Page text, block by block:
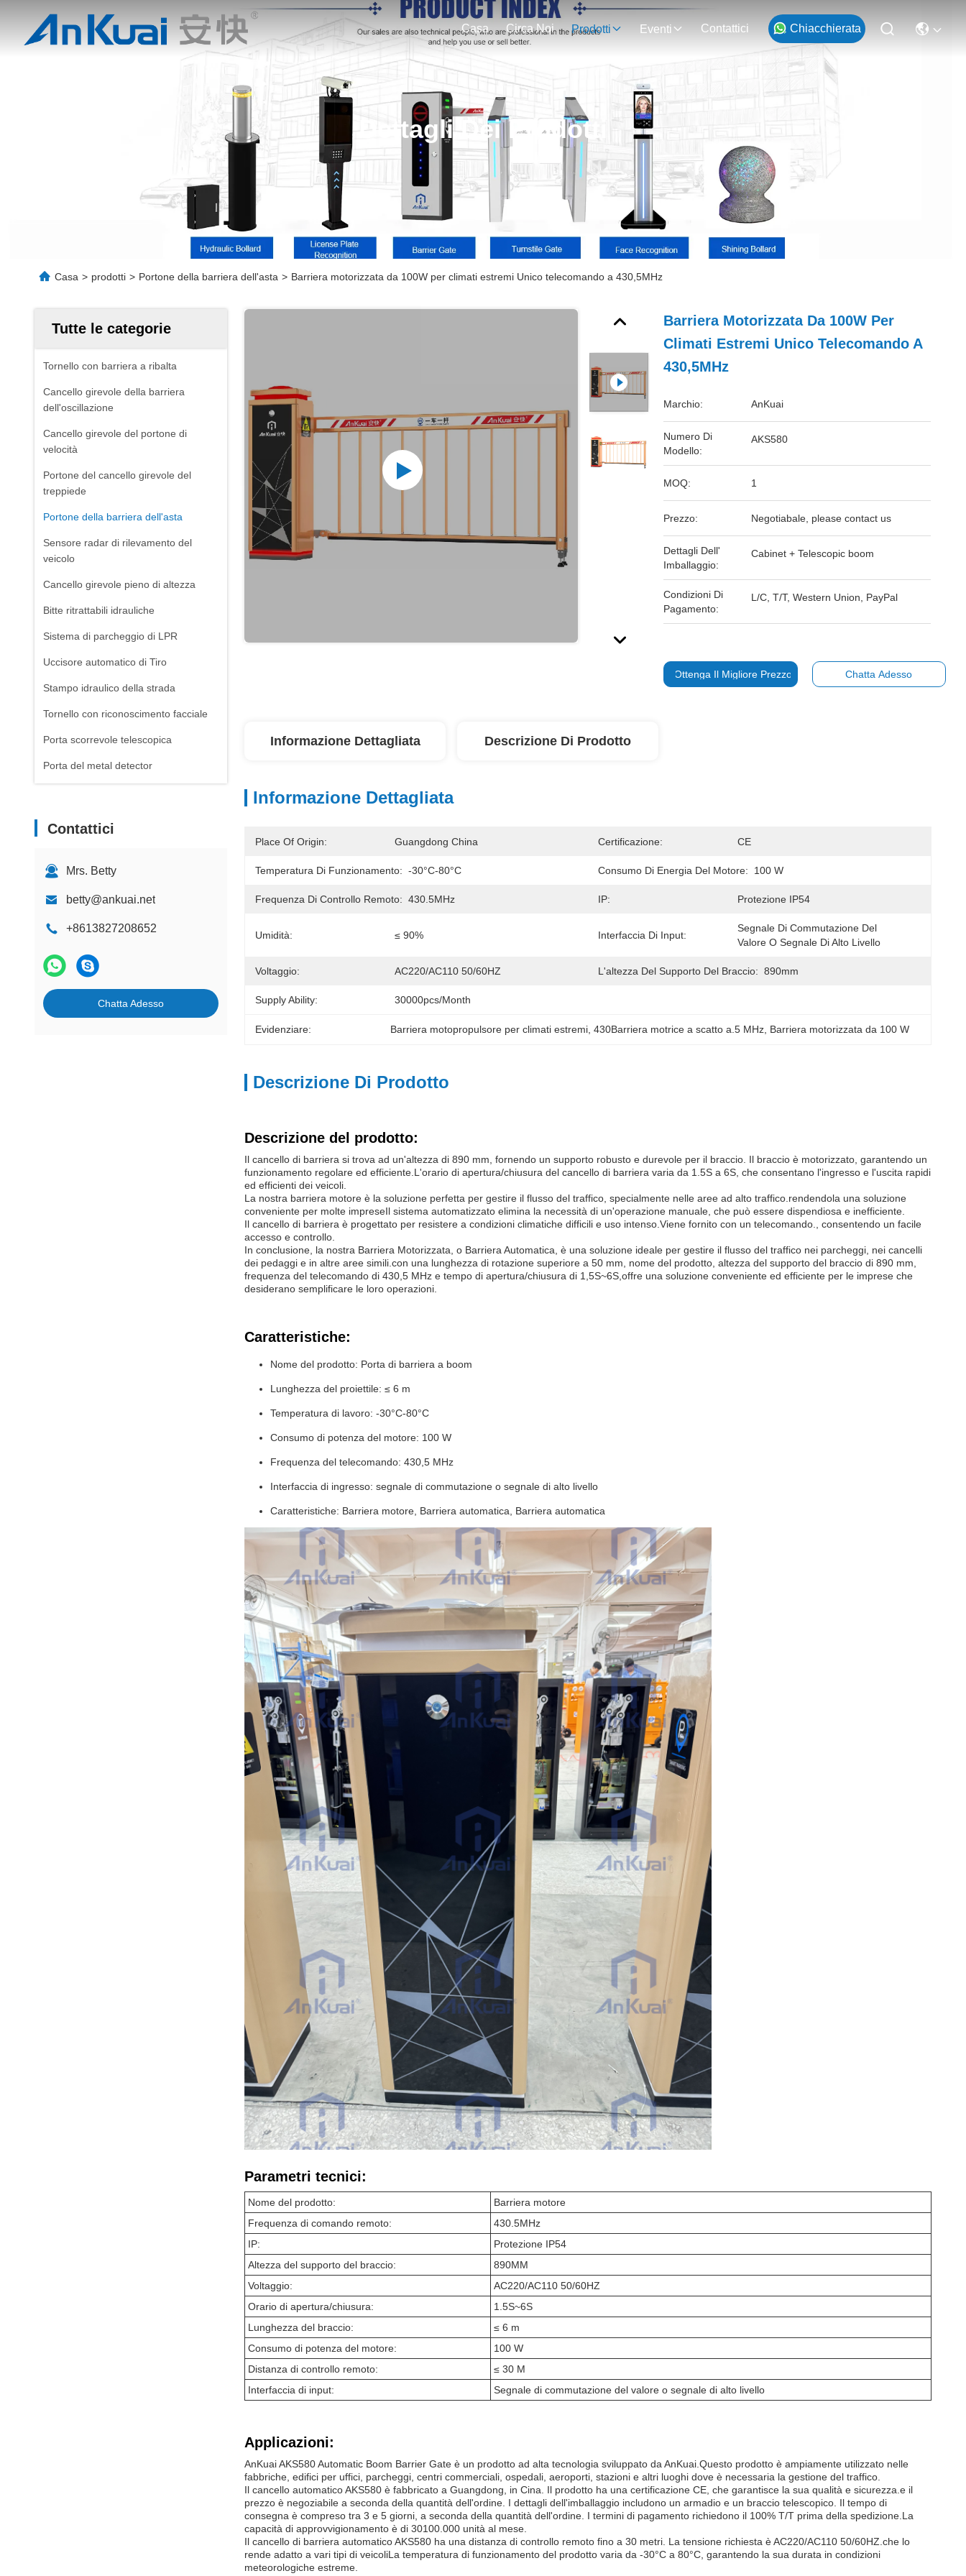
Casa Circa Noi Prodotti Eventi Contattici Chiacchierata
Dettagli Dei Prodotti
Casa > prodotti > Portone della barriera dell'asta > Barriera motorizzata da 100W per climati estremi Unico telecomando a 430,5MHz
Tutte le categorie
Tornello con barriera a ribalta
Cancello girevole della barriera
dell'oscillazione
Cancello girevole del portone di
velocità
Portone del cancello girevole del
treppiede
Portone della barriera dell'asta
Sensore radar di rilevamento del
veicolo
Cancello girevole pieno di altezza
Bitte ritrattabili idrauliche
Sistema di parcheggio di LPR
Uccisore automatico di Tiro
Stampo idraulico della strada
Tornello con riconoscimento facciale
Porta scorrevole telescopica
Porta del metal detector
Contattici
Mrs. Betty
betty@ankuai.net
+8613827208652
Chatta Adesso
Barriera Motorizzata Da 100W Per
Climati Estremi Unico Telecomando A
430,5MHz
Marchio: AnKuai
Numero Di
Modello:
AKS580
MOQ: 1
Prezzo: Negotiabale, please contact us
Dettagli Dell'
Imballaggio:
Cabinet + Telescopic boom
Condizioni Di
Pagamento:
L/C, T/T, Western Union, PayPal
Ottenga Il Migliore Prezzo Chatta Adesso
Informazione Dettagliata Descrizione Di Prodotto
Informazione Dettagliata
Place Of Origin: Guangdong China Certificazione: CE
Temperatura Di Funzionamento: -30°C-80°C Consumo Di Energia Del Motore: 100 W
Frequenza Di Controllo Remoto: 430.5MHz IP: Protezione IP54
Umidità: ≤ 90% Interfaccia Di Input:
Segnale Di Commutazione Del
Valore O Segnale Di Alto Livello
Voltaggio: AC220/AC110 50/60HZ L'altezza Del Supporto Del Braccio: 890mm
Supply Ability: 30000pcs/month
Evidenziare: Barriera motopropulsore per climati estremi , 430Barriera motrice a scatto a.5 MHz Barriera motorizzata da 100 W
Descrizione Di Prodotto
Descrizione del prodotto:
Il cancello di barriera si trova ad un'altezza di 890 mm, fornendo un supporto robusto e durevole per il braccio. Il braccio è motorizzato, garantendo un
funzionamento regolare ed efficiente.L'orario di apertura/chiusura del cancello di barriera varia da 1.5S a 6S, che consentano l'ingresso e l'uscita rapidi
ed efficienti dei veicoli.
La nostra barriera motore è la soluzione perfetta per gestire il flusso del traffico, specialmente nelle aree ad alto traffico.rendendola una soluzione
conveniente per molte impreseIl sistema automatizzato elimina la necessità di un'operazione manuale, che può essere dispendiosa e inefficiente.
Il cancello di barriera è progettato per resistere a condizioni climatiche difficili e uso intenso.Viene fornito con un telecomando., consentendo un facile
accesso e controllo.
In conclusione, la nostra Barriera Motorizzata, o Barriera Automatica, è una soluzione ideale per gestire il flusso del traffico nei parcheggi, nei cancelli
dei pedaggi e in altre aree simili.con una lunghezza di rotazione superiore a 50 mm, nome del prodotto, altezza del supporto del braccio di 890 mm,
frequenza del telecomando di 430,5 MHz e tempo di apertura/chiusura di 1,5S~6S,offre una soluzione conveniente ed efficiente per le imprese che
desiderano semplificare le loro operazioni.
Caratteristiche:
Nome del prodotto: Porta di barriera a boom
Lunghezza del proiettile: ≤ 6 m
Temperatura di lavoro: -30°C-80°C
Consumo di potenza del motore: 100 W
Frequenza del telecomando: 430,5 MHz
Interfaccia di ingresso: segnale di commutazione o segnale di alto livello
Caratteristiche: Barriera motore, Barriera automatica, Barriera automatica
Parametri tecnici:
Nome del prodotto:
Barriera motore
Frequenza di comando remoto:
430.5MHz
IP:
Protezione IP54
Altezza del supporto del braccio:
890MM
Voltaggio:
AC220/AC110 50/60HZ
Orario di apertura/chiusura:
1.5S~6S
Lunghezza del braccio:
≤ 6 m
Consumo di potenza del motore:
100 W
Distanza di controllo remoto:
≤ 30 M
Interfaccia di input:
Segnale di commutazione del valore o segnale di alto livello
Applicazioni:
AnKuai AKS580 Automatic Boom Barrier Gate è un prodotto ad alta tecnologia sviluppato da AnKuai.Questo prodotto è ampiamente utilizzato nelle
fabbriche, edifici per uffici, parcheggi, centri commerciali, ospedali, aeroporti, stazioni e altri luoghi dove è necessaria la gestione del traffico.
Il cancello automatico AKS580 è fabbricato a Guangdong, in Cina. Il prodotto ha una certificazione CE, che garantisce la sua qualità e sicurezza.e il
prezzo è negoziabile a seconda della quantità dell'ordine. I dettagli dell'imballaggio includono un armadio e un braccio telescopico. Il tempo di
consegna è compreso tra 3 e 5 giorni, a seconda della quantità dell'ordine. I termini di pagamento richiedono il 100% T/T prima della spedizione.La
capacità di approvvigionamento è di 30100.000 unità al mese.
Il cancello di barriera automatico AKS580 ha una distanza di controllo remoto fino a 30 metri. La tensione richiesta è AC220/AC110 50/60HZ.che lo
rende adatto a vari tipi di veicoliLa temperatura di funzionamento del prodotto varia da -30°C a 80°C, garantendo la sua durata in condizioni
meteorologiche estreme.